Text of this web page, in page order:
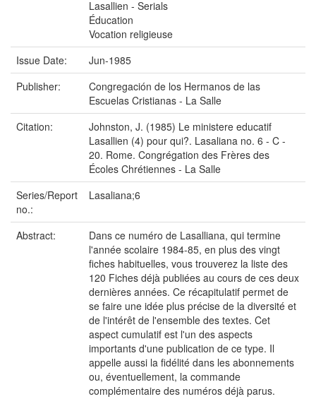
Lasallien - Serials
Éducation
Vocation religieuse
Issue Date:
Jun-1985
Publisher:
Congregación de los Hermanos de las
Escuelas Cristianas - La Salle
Citation:
Johnston, J. (1985) Le ministere educatif
Lasallien (4) pour qui?. Lasaliana no. 6 - C -
20. Rome. Congrégation des Frères des
Écoles Chrétiennes - La Salle
Series/Report
no.:
Lasaliana;6
Abstract:
Dans ce numéro de Lasalliana, qui termine
l'année scolaire 1984-85, en plus des vingt
fiches habituelles, vous trouverez la liste des
120 Fiches déjà publiées au cours de ces deux
dernières années. Ce récapitulatif permet de
se faire une idée plus précise de la diversité et
de l'intérêt de l'ensemble des textes. Cet
aspect cumulatif est l'un des aspects
importants d'une publication de ce type. Il
appelle aussi la fidélité dans les abonnements
ou, éventuellement, la commande
complémentaire des numéros déjà parus.